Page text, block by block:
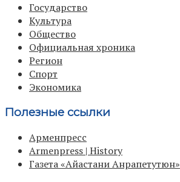
Государство
Культура
Общество
Официальная хроника
Регион
Спорт
Экономика
Полезные ссылки
Арменпресс
Armenpress | History
Газета «Айастани Анрапетутюн»